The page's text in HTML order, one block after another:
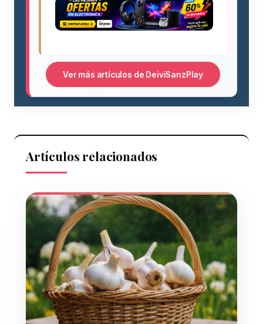
Ver más artículos de DeiviSanzPlay
Artículos relacionados